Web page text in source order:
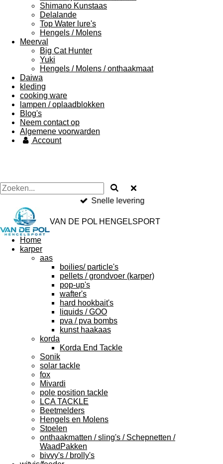
Shimano Kunstaas
Delalande
Top Water lure's
Hengels / Molens
Meerval
Big Cat Hunter
Yuki
Hengels / Molens / onthaakmaat
Daiwa
kleding
cooking ware
lampen / oplaadblokken
Blog's
Neem contact op
Algemene voorwarden
Account
Snelle levering
VAN DE POL HENGELSPORT
Home
karper
aas
boilies/ particle's
pellets / grondvoer (karper)
pop-up's
wafter's
hard hookbait's
liquids / GOO
pva / pva bombs
kunst haakaas
korda
Korda End Tackle
Sonik
solar tackle
fox
Mivardi
pole position tackle
LCA TACKLE
Beetmelders
Hengels en Molens
Stoelen
onthaakmatten / sling's / Schepnetten /
WaadPakken
bivvy's / brolly's